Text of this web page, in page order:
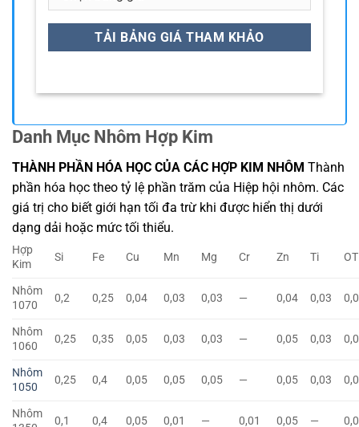
Danh Mục Nhôm Hợp Kim
THÀNH PHẦN HÓA HỌC CỦA CÁC HỢP KIM NHÔM Thành
phần hóa học theo tỷ lệ phần trăm của Hiệp hội nhôm. Các
giá trị cho biết giới hạn tối đa trừ khi được hiển thị dưới
dạng dải hoặc mức tối thiểu.
Hợp
Kim
Si Fe Cu Mn Mg Cr Zn Ti
Nhôm
1070
0,2 0,25 0,04 0,03 0,03 — 0,04 0,03
Nhôm
1060
0,25 0,35 0,05 0,03 0,03 — 0,05 0,03
Nhôm
1050
0,25 0,4 0,05 0,05 0,05 — 0,05 0,03
Nhôm
0,1 0,4 0,05 0,01 — 0,01 0,05 —